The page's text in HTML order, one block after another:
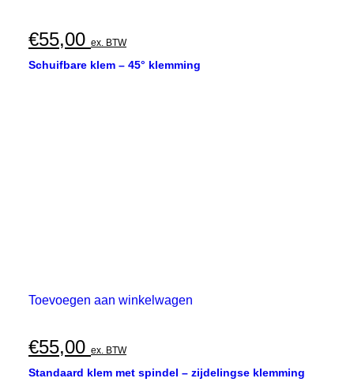
€55,00 ex. BTW
Schuifbare klem – 45° klemming
Toevoegen aan winkelwagen
€55,00 ex. BTW
Standaard klem met spindel – zijdelingse klemming